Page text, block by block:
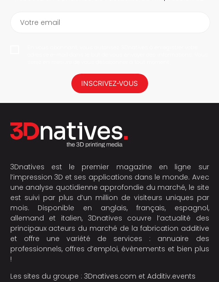
Votre email
INSCRIVEZ-VOUS
3Dnatives est le premier magazine en ligne sur
l’impression 3D et ses applications dans le monde. Avec
une analyse quotidienne approfondie du marché, le site
est suivi par plus d’un million de visiteurs uniques par
mois. Disponible en anglais, français, espagnol,
allemand et italien, 3Dnatives couvre l’actualité des
principaux acteurs du marché de la fabrication additive
et offre une variété de services : annuaire des
professionnels, offres d’emploi, évènements et bien plus
!
Les sites du groupe : 3Dnatives.com et Additiv.events